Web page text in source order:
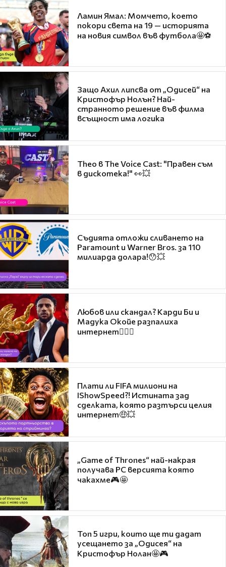
Ламин Ямал: Момчето, което
покори света на 19 — историята
на новия символ във футбола🤩⚽
Защо Ахил липсва от „Одисей“ на
Кристофър Нолън? Най-
странното решение във филма
всъщност има логика
Theo в The Voice Cast: "Правен съм
в дискотека!" 👀💥
Съдията отложи сливането на
Paramount и Warner Bros. за 110
милиарда долара!😯💥
Любов или скандал? Карди Би и
Мадука Окойе разпалиха
интернет❤️‍🔥🔥
Плати ли FIFA милиони на
IShowSpeed?! Истината зад
сделката, която разтърси целия
интернет🤑💥
„Game of Thrones“ най-накрая
получава PC версията която
чакахме🎮🤩
Топ 5 игри, които ще ти дадат
усещането за „Одисея“ на
Кристофър Нолан🤩🎮